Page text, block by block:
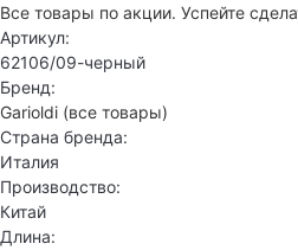
Все товары по акции. Успейте
Артикул:
62106/09-черный
Бренд:
Garioldi (все товары)
Страна бренда:
Италия
Производство:
Китай
Длина: